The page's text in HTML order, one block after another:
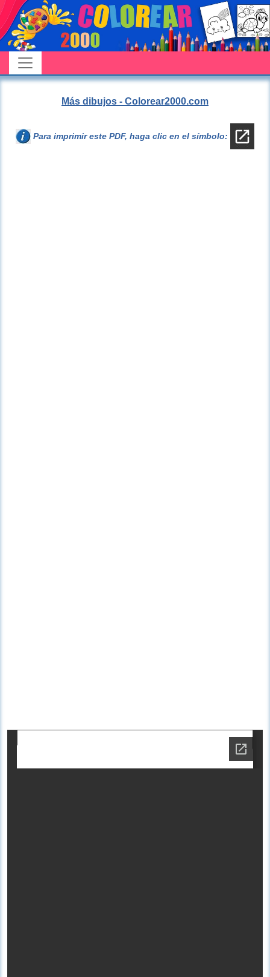
Más dibujos - Colorear2000.com
Para imprimir este PDF, haga clic en el símbolo: